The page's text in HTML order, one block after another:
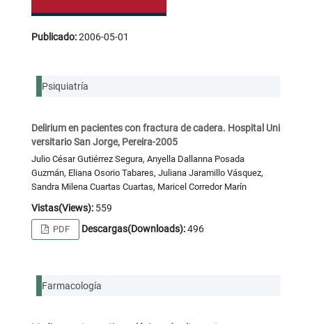
Publicado:2006-05-01
Psiquiatría
Delirium en pacientes con fractura de cadera. Hospital Uni
versitario San Jorge, Pereira-2005
Julio César Gutiérrez Segura, Anyella Dallanna Posada
Guzmán, Eliana Osorio Tabares, Juliana Jaramillo Vásquez,
Sandra Milena Cuartas Cuartas, Maricel Corredor Marín
Vistas(Views):559
PDF Descargas(Downloads):496
Farmacología